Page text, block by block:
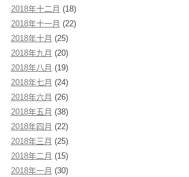
2018年十二月 (18)
2018年十一月 (22)
2018年十月 (25)
2018年九月 (20)
2018年八月 (19)
2018年七月 (24)
2018年六月 (26)
2018年五月 (38)
2018年四月 (22)
2018年三月 (25)
2018年二月 (15)
2018年一月 (30)